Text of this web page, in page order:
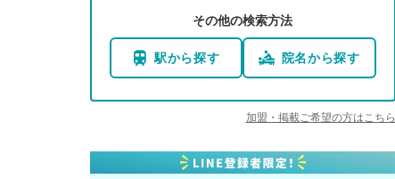
その他の検索方法
駅から探す 院名から探す
加盟・掲載ご希望の方はこちら